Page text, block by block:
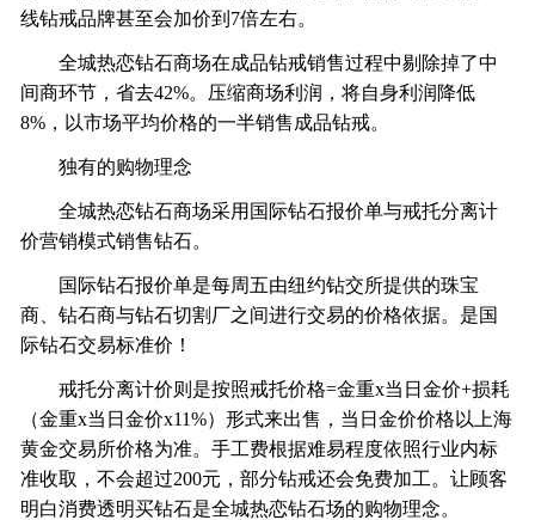
线钻戒品牌甚至会加价到7倍左右。
全城热恋钻石商场在成品钻戒销售过程中剔除掉了中
间商环节，省去42%。压缩商场利润，将自身利润降低
8%，以市场平均价格的一半销售成品钻戒。
独有的购物理念
全城热恋钻石商场采用国际钻石报价单与戒托分离计
价营销模式销售钻石。
国际钻石报价单是每周五由纽约钻交所提供的珠宝
商、钻石商与钻石切割厂之间进行交易的价格依据。是国
际钻石交易标准价！
戒托分离计价则是按照戒托价格=金重x当日金价+损耗
（金重x当日金价x11%）形式来出售，当日金价价格以上海
黄金交易所价格为准。手工费根据难易程度依照行业内标
准收取，不会超过200元，部分钻戒还会免费加工。让顾客
明白消费透明买钻石是全城热恋钻石场的购物理念。